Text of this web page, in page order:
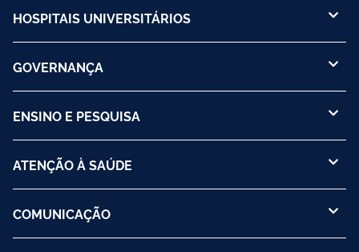
HOSPITAIS UNIVERSITÁRIOS
GOVERNANÇA
ENSINO E PESQUISA
ATENÇÃO À SAÚDE
COMUNICAÇÃO